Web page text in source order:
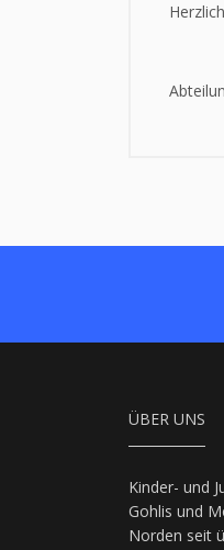
ÜBER UNS
Kinder- und
Gohlis und
Norden seit